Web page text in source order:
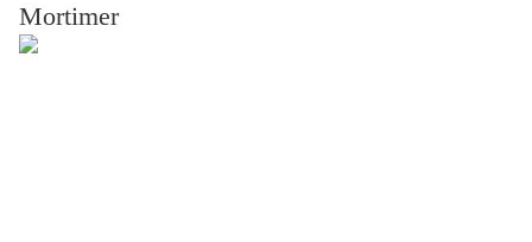
Mortimer